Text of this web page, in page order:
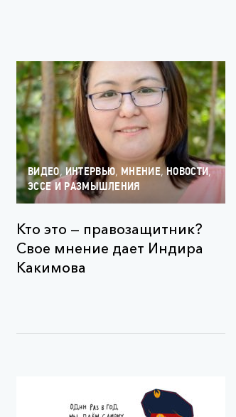
ВИДЕО, ИНТЕРВЬЮ, МНЕНИЕ,НОВОСТИ,
ЭССЕ И РАЗМЫШЛЕНИЯ
Кто это — правозащитник?
Свое мнение дает Индира
Какимова